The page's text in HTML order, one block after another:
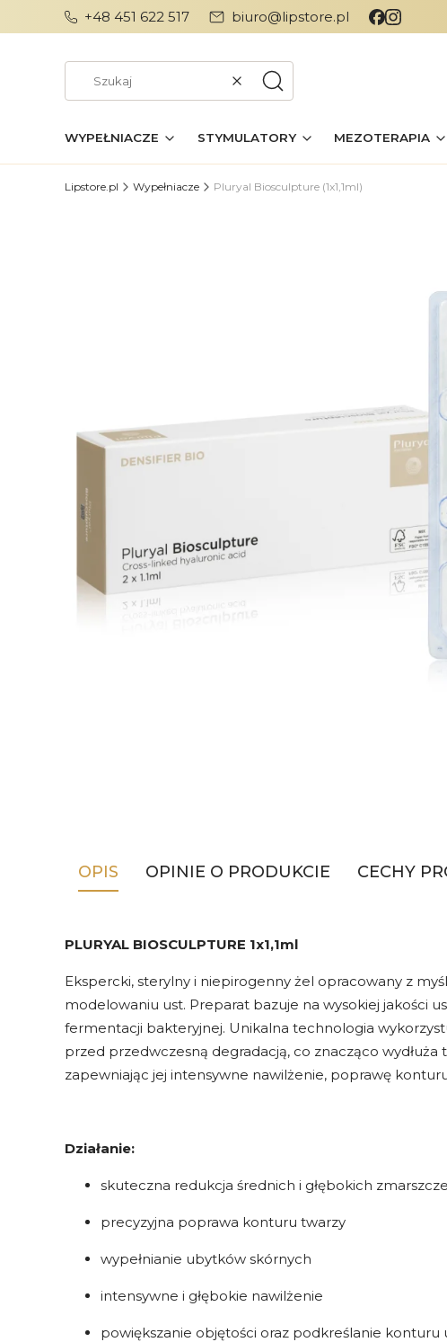
+48 451 622 517 biuro@lipstore.pl
WyczyśćSzukaj
WYPEŁNIACZE STYMULATORY MEZOTERAPIA
Lipstore.pl Wypełniacze Pluryal Biosculpture (1x1,1ml)
OPIS OPINIE O PRODUKCIE CECHY
PLURYAL BIOSCULPTURE 1x1,1ml
Ekspercki, sterylny i niepirogenny żel opracowany z
modelowaniu ust. Preparat bazuje na wysokiej jakości
fermentacji bakteryjnej. Unikalna technologia
przed przedwczesną degradacją, co znacząco
zapewniając jej intensywne nawilżenie, poprawę
Działanie:
skuteczna redukcja średnich i głębokich
precyzyjna poprawa konturu twarzy
wypełnianie ubytków skórnych
intensywne i głębokie nawilżenie
powiększanie objętości oraz podkreślanie konturu